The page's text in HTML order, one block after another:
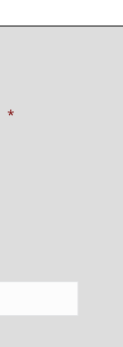
*